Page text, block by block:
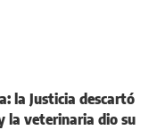
la Justicia descartó
la veterinaria dio su